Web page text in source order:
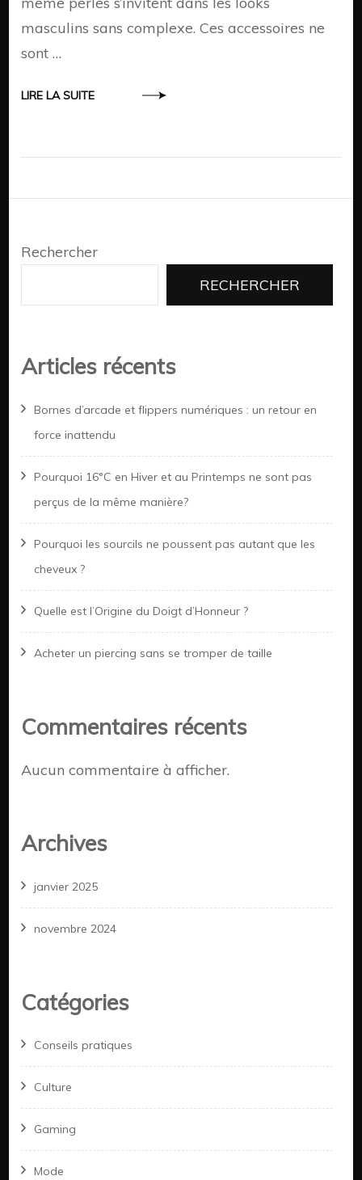
masculins sans complexe. Ces accessoires ne
sont …
LIRE LA SUITE
Rechercher
RECHERCHER
Articles récents
Bornes d’arcade et flippers numériques : un retour en
force inattendu
Pourquoi 16°C en Hiver et au Printemps ne sont pas
perçus de la même manière?
Pourquoi les sourcils ne poussent pas autant que les
cheveux ?
Quelle est l’Origine du Doigt d’Honneur ?
Acheter un piercing sans se tromper de taille
Commentaires récents
Aucun commentaire à afficher.
Archives
janvier 2025
novembre 2024
Catégories
Conseils pratiques
Culture
Gaming
Mode